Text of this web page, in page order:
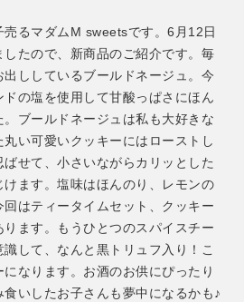
売るマダムM sweetsです。6月12日
たので、新商品のご紹介です。毎
ししているブールドネージュ。今
の塩を使用して甘酸っぱさにほん
ブールドネージュは私も大好きな
い可愛いクッキーにはローストし
せて、小さいながらカリッとした
ます。塩味はほんのり、レモンの
はティータイムセット、クッキー
ます。もうひとつのスパイスチー
して、なんと黒トリュフ入り！こ
なります。お酒のお供にぴったり
いしたお子さんも夢中になるかも♪